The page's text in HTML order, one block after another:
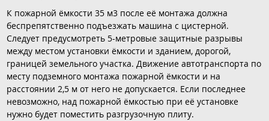
К пожарной ёмкости 35 м3 после её монтажа должна
беспрепятственно подъезжать машина с цистерной.
Следует предусмотреть 5-метровые защитные разрывы
между местом установки ёмкости и зданием, дорогой,
границей земельного участка. Движение автотранспорта по
месту подземного монтажа пожарной ёмкости и на
расстоянии 2,5 м от него не допускается. Если последнее
невозможно, над пожарной ёмкостью при её установке
нужно будет поместить разгрузочную плиту.